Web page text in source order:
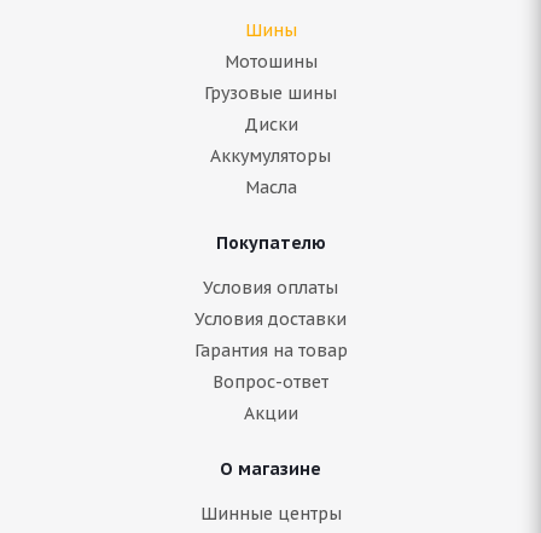
ARIVO ICE CLAW ARW8 245/75 R16 120/116Q
Шины
Мотошины
Грузовые шины
Диски
Аккумуляторы
Масла
Покупателю
Условия оплаты
Условия доставки
Гарантия на товар
Вопрос-ответ
Акции
О магазине
Шинные центры